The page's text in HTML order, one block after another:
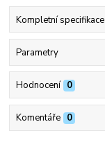
Kompletní specifikace
Parametry
Hodnocení 0
Komentáře 0